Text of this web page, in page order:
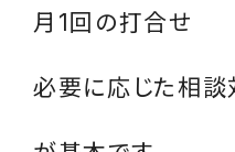
月1回の打合せ
必要に応じた相談